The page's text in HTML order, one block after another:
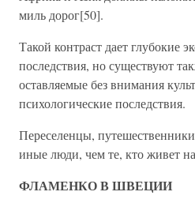
миль дорог[50].
Такой контраст дает глубокие
последствия, но существуют
оставляемые без внимания
психологические последствия.
Переселенцы,
иные люди, чем те, кто живет
ФЛАМЕНКО В ШВЕЦИИ